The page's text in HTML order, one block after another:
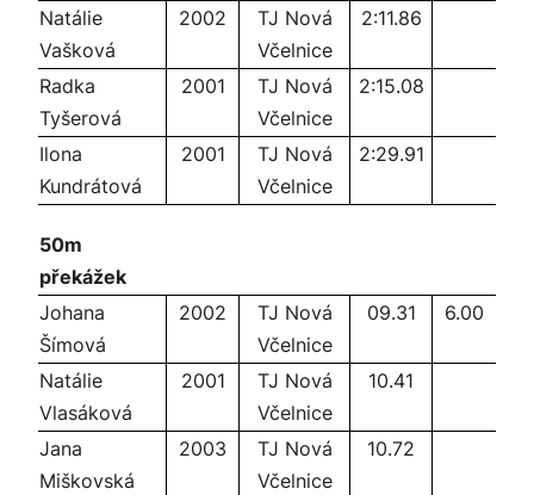
Natálie
Vašková
2002
TJ Nová
Včelnice
2:11.86
Radka
Tyšerová
2001
TJ Nová
Včelnice
2:15.08
Ilona
Kundrátová
2001
TJ Nová
Včelnice
2:29.91
50m
překážek
Johana
Šímová
2002
TJ Nová
Včelnice
09.31 6.00
Natálie
Vlasáková
2001
TJ Nová
Včelnice
10.41
Jana
Miškovská
2003
TJ Nová
Včelnice
10.72